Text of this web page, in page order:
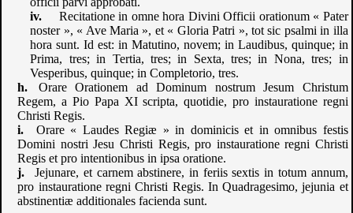
Recitatione in omne hora Divini Officii orationum « Pater
noster », « Ave Maria », et « Gloria Patri », tot sic psalmi in illa
hora sunt. Id est: in Matutino, novem; in Laudibus, quinque; in
Prima, tres; in Tertia, tres; in Sexta, tres; in Nona, tres; in
Vesperibus, quinque; in Completorio, tres.
Orare Orationem ad Dominum nostrum Jesum Christum
Regem, a Pio Papa XI scripta, quotidie, pro instauratione regni
Christi Regis.
Orare « Laudes Regiæ » in dominicis et in omnibus festis
Domini nostri Jesu Christi Regis, pro instauratione regni Christi
Regis et pro intentionibus in ipsa oratione.
Jejunare, et carnem abstinere, in feriis sextis in totum annum,
pro instauratione regni Christi Regis. In Quadragesimo, jejunia et
abstinentiæ additionales facienda sunt.